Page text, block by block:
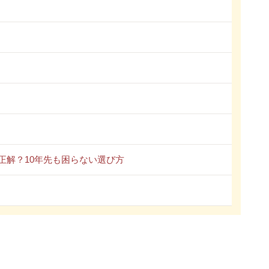
解？10年先も困らない選び方